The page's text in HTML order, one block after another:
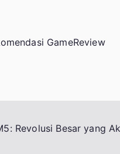
GameReview
Revolusi Besar yang